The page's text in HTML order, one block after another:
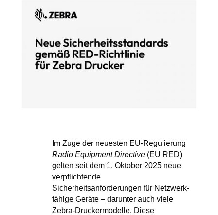
Im Zuge der neuesten EU-Regulierung
Radio Equipment Directive(EU RED)
gelten seit dem 1. Oktober 2025 neue
verpflichtende
Sicherheitsanforderungen für Netzwerk-
fähige Geräte – darunter auch viele
Zebra-Druckermodelle. Diese